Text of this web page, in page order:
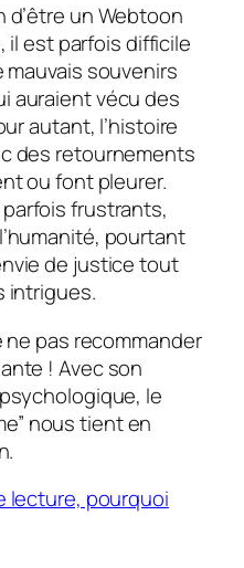
d’être un Webtoon
il est parfois difficile
souvenirs
auraient vécu des
autant, l’histoire
des retournements
ou font pleurer.
frustrants,
pourtant
de justice tout
intrigues.
pas recommander
! Avec son
le
nous tient en
lecture, pourquoi